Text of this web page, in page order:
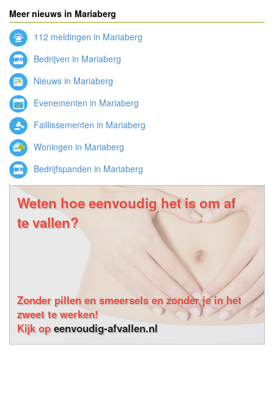
Meer nieuws in Mariaberg
112 meldingen in Mariaberg
Bedrijven in Mariaberg
Nieuws in Mariaberg
Evenementen in Mariaberg
Faillissementen in Mariaberg
Woningen in Mariaberg
Bedrijfspanden in Mariaberg
Weten hoe eenvoudig het is om af
te vallen?
Zonder pillen en smeersels en zonder je in het
zweet te werken!
Kijk opeenvoudig-afvallen.nl